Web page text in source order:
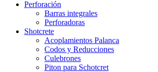
Perforación
Barras integrales
Perforadoras
Shotcrete
Acoplamientos Palanca
Codos y Reducciones
Culebrones
Piton para Schotcret